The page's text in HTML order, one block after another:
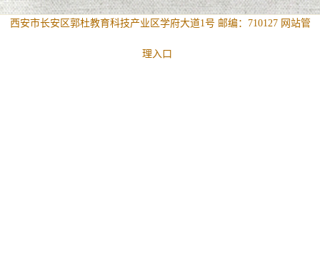
西安市长安区郭杜教育科技产业区学府大道1号 邮编：710127 网站管
理入口